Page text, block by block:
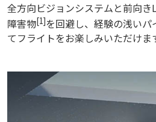
全方向ビジョンシステムと前向き
障害物[1]を回避し、経験の浅い
てフライトをお楽しみいただけま